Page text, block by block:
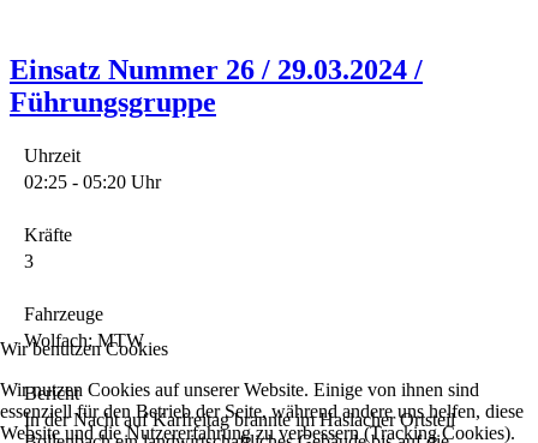
Einsatz Nummer 26 / 29.03.2024 /
Führungsgruppe
Uhrzeit
02:25 - 05:20 Uhr
Kräfte
3
Fahrzeuge
Wolfach: MTW
Bericht
In der Nacht auf Karfreitag brannte im Haslacher Ortsteil
Wir benutzen Cookies
Wir nutzen Cookies auf unserer Website. Einige von ihnen sind
essenziell für den Betrieb der Seite, während andere uns helfen, diese
Website und die Nutzererfahrung zu verbessern (Tracking Cookies).